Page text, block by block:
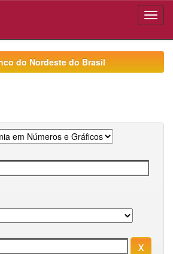
do Nordeste do Brasil